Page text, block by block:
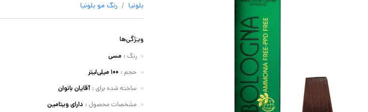
بلونیا / رنگ مو بلونیا
ویژگی‌ها
رنگ : مسی
حجم : ۱۰۰ میلی‌لیتر
ساخته شده برای : آقایان بانوان
مشخصات محصول : دارای ویتامین